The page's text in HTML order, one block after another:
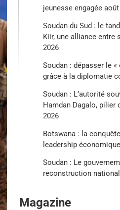
jeunesse engagée août
Soudan du Sud : le
Kiir, une alliance
2026
Soudan : dépasser le
grâce à la diplomatie
Soudan : L’autorité
Hamdan Dagalo, pilier
2026
Botswana : la
leadership
Soudan : Le
reconstruction
Magazine